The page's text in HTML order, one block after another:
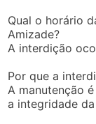
Qual o horário
Amizade?
A interdição
Por que a
A manutenção
a integridade